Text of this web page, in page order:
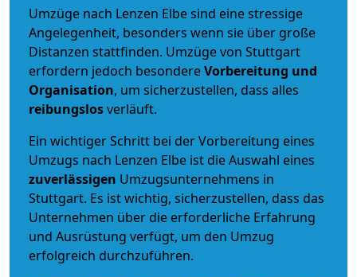
Umzüge nach Lenzen Elbe sind eine stressige
Angelegenheit, besonders wenn sie über große
Distanzen stattfinden. Umzüge von Stuttgart
erfordern jedoch besondereVorbereitung und
Organisation, um sicherzustellen, dass alles
reibungslosverläuft.
Ein wichtiger Schritt bei der Vorbereitung eines
Umzugs nach Lenzen Elbe ist die Auswahl eines
zuverlässigen Umzugsunternehmens in
Stuttgart. Es ist wichtig, sicherzustellen, dass das
Unternehmen über die erforderliche Erfahrung
und Ausrüstung verfügt, um den Umzug
erfolgreich durchzuführen.